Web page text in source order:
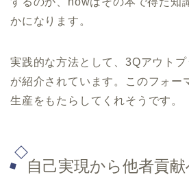
かになります。
実践的な方法として、3Qアウト
が紹介されています。このフォー
生産をもたらしてくれそうです。
自己実現から他者貢献